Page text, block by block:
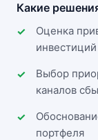
Какие
Оценка
Выбор
каналов
портфеля